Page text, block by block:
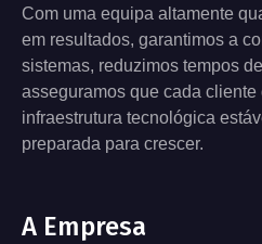
Com uma equipa altamente
em resultados, garantimos a
sistemas, reduzimos tempos
asseguramos que cada cliente
infraestrutura tecnológica
preparada para crescer.
A Empresa